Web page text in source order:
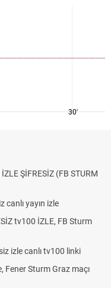
30'
ŞİFRESİZ (FB STURM
canlı yayın izle
tv100 İZLE, FB Sturm
izle canlı tv100 linki
Fener Sturm Graz maçı